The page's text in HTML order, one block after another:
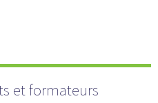
et formateurs